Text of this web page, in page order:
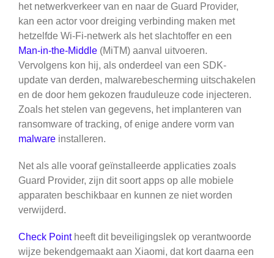
het netwerkverkeer van en naar de Guard Provider,
kan een actor voor dreiging verbinding maken met
hetzelfde Wi-Fi-netwerk als het slachtoffer en een
Man-in-the-Middle (MiTM) aanval uitvoeren.
Vervolgens kon hij, als onderdeel van een SDK-
update van derden, malwarebescherming uitschakelen
en de door hem gekozen frauduleuze code injecteren.
Zoals het stelen van gegevens, het implanteren van
ransomware of tracking, of enige andere vorm van
malware installeren.
Net als alle vooraf geïnstalleerde applicaties zoals
Guard Provider, zijn dit soort apps op alle mobiele
apparaten beschikbaar en kunnen ze niet worden
verwijderd.
Check Pointheeft dit beveiligingslek op verantwoorde
wijze bekendgemaakt aan Xiaomi, dat kort daarna een